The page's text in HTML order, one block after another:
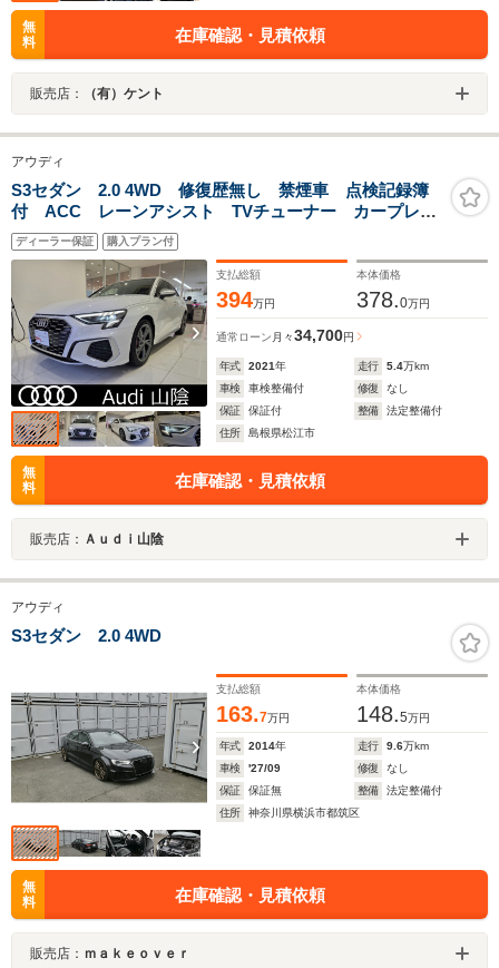
無
料
在庫確認・見積依頼
販売店： （有）ケント
アウディ
S3セダン 2.0 4WD 修復歴無し 禁煙車 点検記録簿
付 ACC レーンアシスト TVチューナー カープレ
イ レッドキャリパー バーチャルコックピット LED
ヘッドライト オートハイビーム パーキングセンサ
ー Rカメラ ETC2.0
ディーラー保証 購入プラン付
支払総額
394万円
本体価格
378.0万円
通常ローン 月々34,700円
年式 2021年 走行 5.4万km
車検
車検整備付 修復
なし
保証
保証付 整備
法定整備付
住所
島根県松江市
無
料
在庫確認・見積依頼
販売店： Ａｕｄｉ山陰
アウディ
S3セダン 2.0 4WD
支払総額
163.7万円
本体価格
148.5万円
年式 2014年 走行 9.6万km
車検
'27/09 修復
なし
保証
保証無 整備
法定整備付
住所
神奈川県横浜市都筑区
無
料
在庫確認・見積依頼
販売店： ｍａｋｅｏｖｅｒ